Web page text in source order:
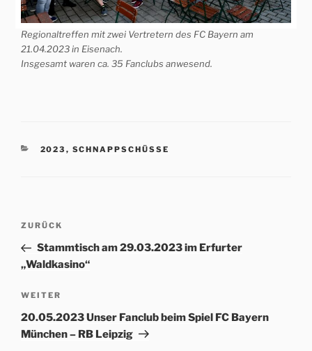
Regionaltreffen mit zwei Vertretern des FC Bayern am
21.04.2023 in Eisenach.
Insgesamt waren ca. 35 Fanclubs anwesend.
KATEGORIEN
2023 , SCHNAPPSCHÜSSE
Beitrags-
Vorheriger
Beitrag
ZURÜCK
Stammtisch am 29.03.2023 im Erfurter
„Waldkasino“
Nächster
Beitrag
WEITER
20.05.2023 Unser Fanclub beim Spiel FC Bayern
München – RB Leipzig